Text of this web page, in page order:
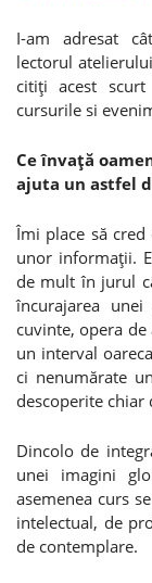
I-am adresat
lectorul
citiţi acest
cursurile si
Ce învaţă
ajuta un astfel
Îmi place să
unor informaţii.
de mult în jurul
încurajarea
cuvinte, opera
un interval
ci nenumărate
descoperite chiar
Dincolo de
unei imagini
asemenea curs
intelectual, de
de contemplare.